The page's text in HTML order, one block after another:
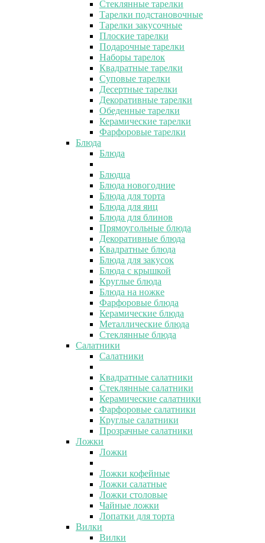
Стеклянные тарелки
Тарелки подстановочные
Тарелки закусочные
Плоские тарелки
Подарочные тарелки
Наборы тарелок
Квадратные тарелки
Суповые тарелки
Десертные тарелки
Декоративные тарелки
Обеденные тарелки
Керамические тарелки
Фарфоровые тарелки
Блюда
Блюда
Блюдца
Блюда новогодние
Блюда для торта
Блюда для яиц
Блюда для блинов
Прямоугольные блюда
Декоративные блюда
Квадратные блюда
Блюда для закусок
Блюда с крышкой
Круглые блюда
Блюда на ножке
Фарфоровые блюда
Керамические блюда
Металлические блюда
Стеклянные блюда
Салатники
Салатники
Квадратные салатники
Стеклянные салатники
Керамические салатники
Фарфоровые салатники
Круглые салатники
Прозрачные салатники
Ложки
Ложки
Ложки кофейные
Ложки салатные
Ложки столовые
Чайные ложки
Лопатки для торта
Вилки
Вилки